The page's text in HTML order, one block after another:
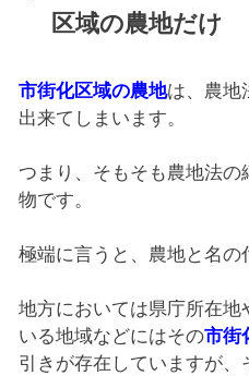
区域の農地だけ
市街化区域の農地は、農地
出来てしまいます。
つまり、そもそも農地法
物です。
極端に言うと、農地と名の
地方においては県庁所在地
いる地域などにはその市街
引きが存在していますが